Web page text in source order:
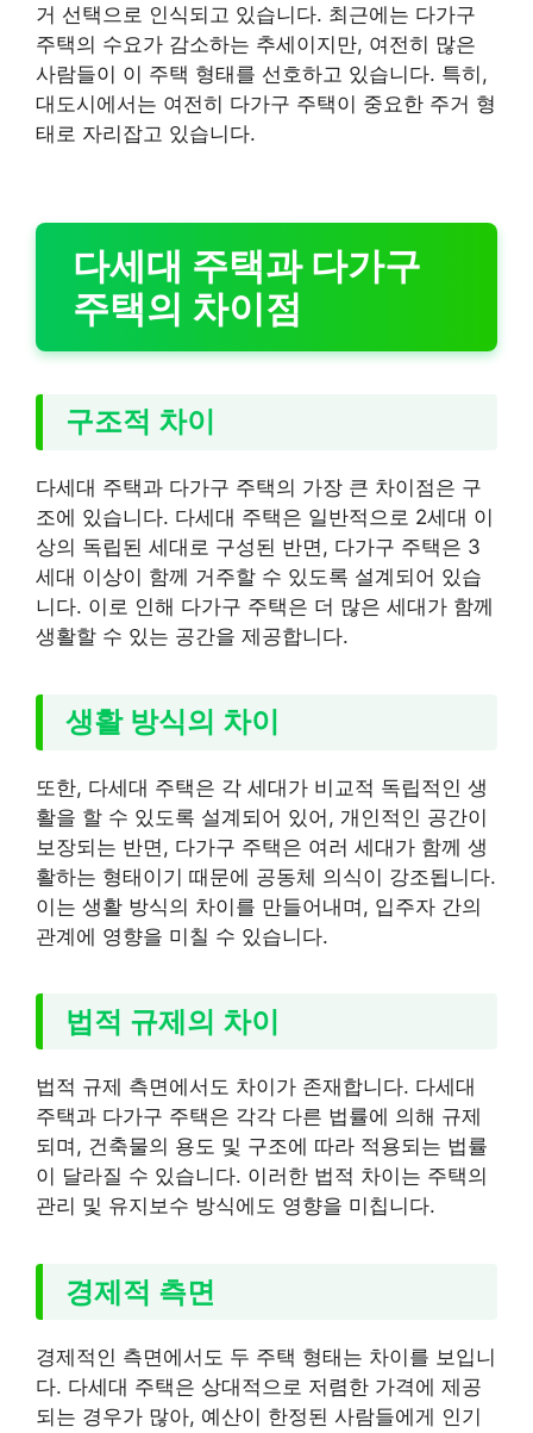
거 선택으로 인식되고 있습니다. 최근에는 다가구
주택의 수요가 감소하는 추세이지만, 여전히 많은
사람들이 이 주택 형태를 선호하고 있습니다. 특히,
대도시에서는 여전히 다가구 주택이 중요한 주거 형
태로 자리잡고 있습니다.
다세대 주택과 다가구
주택의 차이점
구조적 차이
다세대 주택과 다가구 주택의 가장 큰 차이점은 구
조에 있습니다. 다세대 주택은 일반적으로 2세대 이
상의 독립된 세대로 구성된 반면, 다가구 주택은 3
세대 이상이 함께 거주할 수 있도록 설계되어 있습
니다. 이로 인해 다가구 주택은 더 많은 세대가 함께
생활할 수 있는 공간을 제공합니다.
생활 방식의 차이
또한, 다세대 주택은 각 세대가 비교적 독립적인 생
활을 할 수 있도록 설계되어 있어, 개인적인 공간이
보장되는 반면, 다가구 주택은 여러 세대가 함께 생
활하는 형태이기 때문에 공동체 의식이 강조됩니다.
이는 생활 방식의 차이를 만들어내며, 입주자 간의
관계에 영향을 미칠 수 있습니다.
법적 규제의 차이
법적 규제 측면에서도 차이가 존재합니다. 다세대
주택과 다가구 주택은 각각 다른 법률에 의해 규제
되며, 건축물의 용도 및 구조에 따라 적용되는 법률
이 달라질 수 있습니다. 이러한 법적 차이는 주택의
관리 및 유지보수 방식에도 영향을 미칩니다.
경제적 측면
경제적인 측면에서도 두 주택 형태는 차이를 보입니
다. 다세대 주택은 상대적으로 저렴한 가격에 제공
되는 경우가 많아, 예산이 한정된 사람들에게 인기